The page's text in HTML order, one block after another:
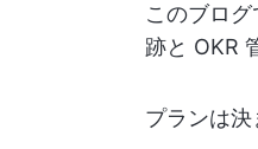
このブロ
跡と OKR
プランは決